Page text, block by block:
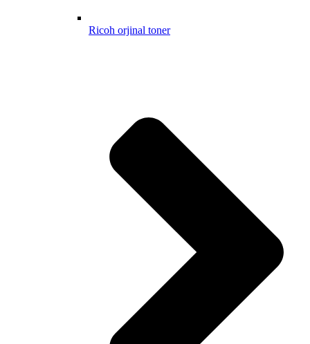
Ricoh orjinal toner